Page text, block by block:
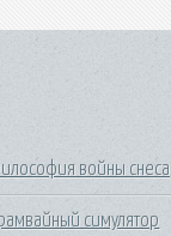
войны
симулятор